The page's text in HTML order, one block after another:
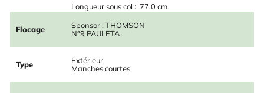
Longueur sous col : 77.0 cm
Flocage
Sponsor : THOMSON
N°9 PAULETA
Type
Extérieur
Manches courtes